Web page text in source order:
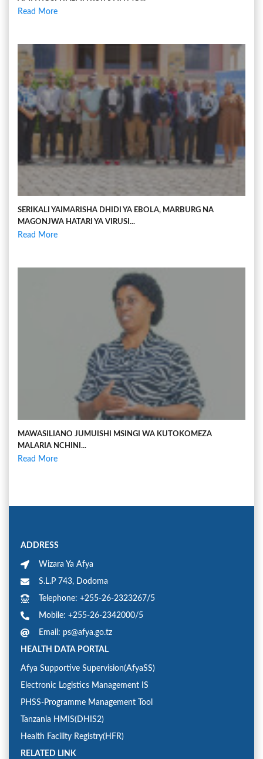
Read More
SERIKALI YAIMARISHA DHIDI YA EBOLA, MARBURG NA
MAGONJWA HATARI YA VIRUSI...
Read More
MAWASILIANO JUMUISHI MSINGI WA KUTOKOMEZA
MALARIA NCHINI...
Read More
ADDRESS
Wizara Ya Afya
S.L.P 743, Dodoma
Telephone: +255-26-2323267/5
Mobile: +255-26-2342000/5
Email: ps@afya.go.tz
HEALTH DATA PORTAL
Afya Supportive Supervision(AfyaSS)
Electronic Logistics Management IS
PHSS-Programme Management Tool
Tanzania HMIS(DHIS2)
Health Facility Registry(HFR)
RELATED LINK